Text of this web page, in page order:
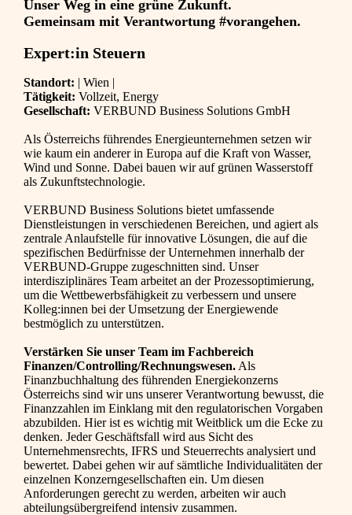
Unser Weg in eine grüne Zukunft.
Gemeinsam mit Verantwortung #vorangehen.
Expert:in Steuern
Standort: | Wien |
Tätigkeit: Vollzeit, Energy
Gesellschaft: VERBUND Business Solutions GmbH
Als Österreichs führendes Energieunternehmen setzen wir
wie kaum ein anderer in Europa auf die Kraft von Wasser,
Wind und Sonne. Dabei bauen wir auf grünen Wasserstoff
als Zukunftstechnologie.
VERBUND Business Solutions bietet umfassende
Dienstleistungen in verschiedenen Bereichen, und agiert als
zentrale Anlaufstelle für innovative Lösungen, die auf die
spezifischen Bedürfnisse der Unternehmen innerhalb der
VERBUND-Gruppe zugeschnitten sind. Unser
interdisziplinäres Team arbeitet an der Prozessoptimierung,
um die Wettbewerbsfähigkeit zu verbessern und unsere
Kolleg:innen bei der Umsetzung der Energiewende
bestmöglich zu unterstützen.
Verstärken Sie unser Team im Fachbereich
Finanzen/Controlling/Rechnungswesen. Als
Finanzbuchhaltung des führenden Energiekonzerns
Österreichs sind wir uns unserer Verantwortung bewusst, die
Finanzzahlen im Einklang mit den regulatorischen Vorgaben
abzubilden. Hier ist es wichtig mit Weitblick um die Ecke zu
denken. Jeder Geschäftsfall wird aus Sicht des
Unternehmensrechts, IFRS und Steuerrechts analysiert und
bewertet. Dabei gehen wir auf sämtliche Individualitäten der
einzelnen Konzerngesellschaften ein. Um diesen
Anforderungen gerecht zu werden, arbeiten wir auch
abteilungsübergreifend intensiv zusammen.